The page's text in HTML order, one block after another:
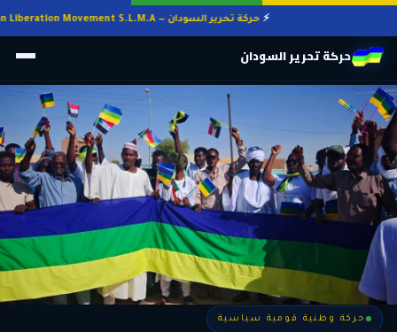
حركة تحرير السودان — Sudan Liberation Movement S.L.M.A
حركة تحرير السودان
حركة وطنية قومية سياسية
حركة وطنية قومية سياسية